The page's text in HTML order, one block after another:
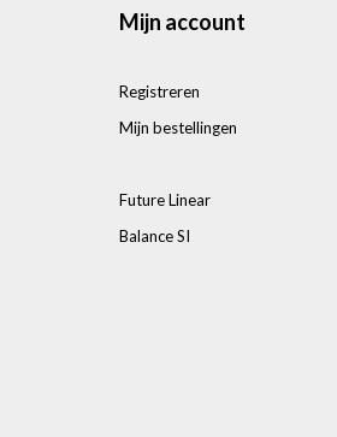
Mijn account
Registreren
Mijn bestellingen
Future Linear
Balance SI